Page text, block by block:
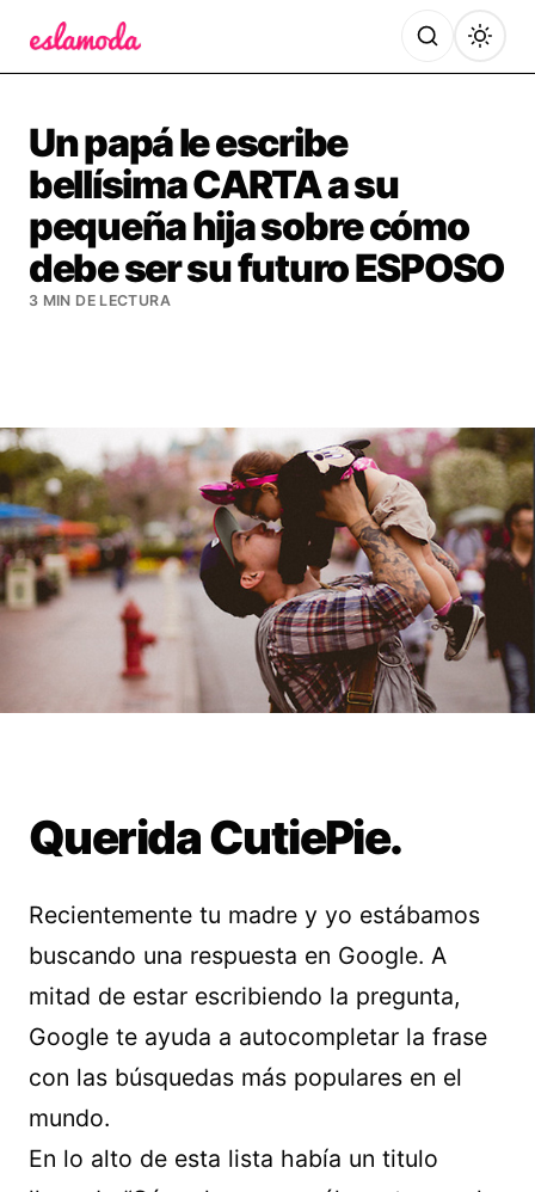
Un papá le escribe
bellísima CARTA a su
pequeña hija sobre cómo
debe ser su futuro ESPOSO
3 MIN DE LECTURA
Querida CutiePie.
Recientemente tu madre y yo estábamos
buscando una respuesta en Google. A
mitad de estar escribiendo la pregunta,
Google te ayuda a autocompletar la frase
con las búsquedas más populares en el
mundo.
En lo alto de esta lista había un titulo